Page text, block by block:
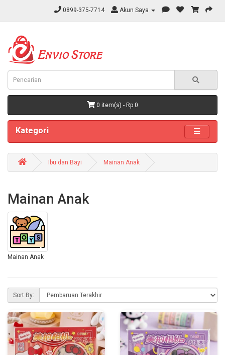
0899-375-7714 Akun Saya
0 item(s) - Rp 0
Kategori
Ibu dan Bayi Mainan Anak
Mainan Anak
Mainan Anak
Sort By: